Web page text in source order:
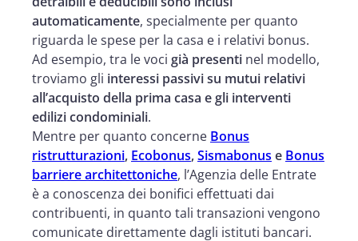
automaticamente, specialmente per quanto
riguarda le spese per la casa e i relativi bonus.
Ad esempio, tra le voci già presenti nel modello,
troviamo gli interessi passivi su mutui relativi
all’acquisto della prima casa e gli interventi
edilizi condominiali.
Mentre per quanto concerne Bonus
ristrutturazioni, Ecobonus,Sismabonus e Bonus
barriere architettoniche, l’Agenzia delle Entrate
è a conoscenza dei bonifici effettuati dai
contribuenti, in quanto tali transazioni vengono
comunicate direttamente dagli istituti bancari.